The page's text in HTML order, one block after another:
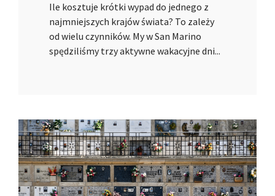
Ile kosztuje krótki wypad do jednego z
najmniejszych krajów świata? To zależy
od wielu czynników. My w San Marino
spędziliśmy trzy aktywne wakacyjne dni...